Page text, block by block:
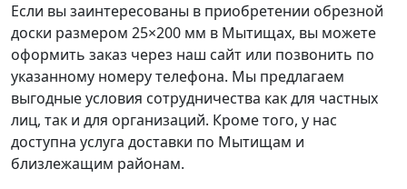
Если вы заинтересованы в приобретении обрезной
доски размером 25×200 мм в Мытищах, вы можете
оформить заказ через наш сайт или позвонить по
указанному номеру телефона. Мы предлагаем
выгодные условия сотрудничества как для частных
лиц, так и для организаций. Кроме того, у нас
доступна услуга доставки по Мытищам и
близлежащим районам.